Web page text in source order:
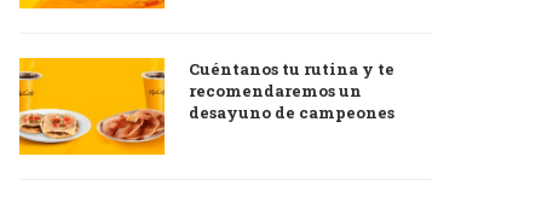
Cuéntanos tu rutina y te
recomendaremos un
desayuno de campeones